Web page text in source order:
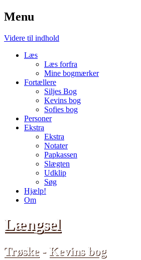
Menu
Videre til indhold
Læs
Læs forfra
Mine bogmærker
Fortællere
Siljes Bog
Kevins bog
Sofies bog
Personer
Ekstra
Ekstra
Notater
Papkassen
Slægten
Udklip
Søg
Hjælp!
Om
Længsel
Trøske - Kevins bog